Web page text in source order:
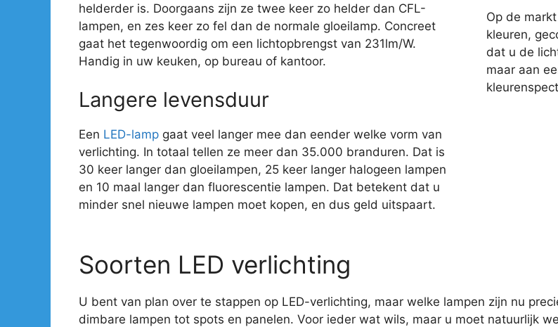
helderder is. Doorgaans zijn ze twee keer zo helder dan CFL-
lampen, en zes keer zo fel dan de normale gloeilamp. Concreet
gaat het tegenwoordig om een lichtopbrengst van 231lm/W.
Handig in uw keuken, op bureau of kantoor.
Langere levensduur
Een LED-lamp gaat veel langer mee dan eender welke vorm van
verlichting. In totaal tellen ze meer dan 35.000 branduren. Dat is
30 keer langer dan gloeilampen, 25 keer langer halogeen lampen
en 10 maal langer dan fluorescentie lampen. Dat betekent dat u
minder snel nieuwe lampen moet kopen, en dus geld uitspaart.
Op de
kleuren,
dat u de
maar aan
Soorten LED verlichting
U bent van plan over te stappen op LED-verlichting, maar welke lampen zijn nu
dimbare lampen tot spots en panelen. Voor ieder wat wils, maar u moet natuurlijk